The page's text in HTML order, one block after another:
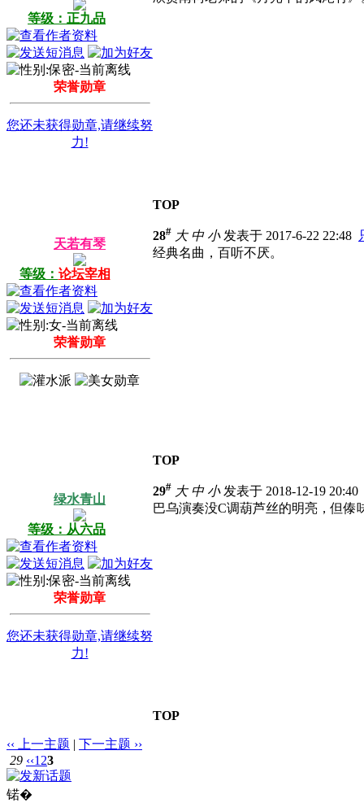
等级：正九品
荣誉勋章
您还未获得勋章,请继续努
力!
TOP
天若有琴
等级： 论坛宰相
荣誉勋章
28# 大 中 小发表于 2017-6-22 22:48
经典名曲，百听不厌。
TOP
绿水青山
等级：从六品
荣誉勋章
您还未获得勋章,请继续努
力!
29# 大 中 小发表于 2018-12-19 20:40
巴乌演奏没C调葫芦丝的明亮，但傣
TOP
‹‹ 上一主题 | 下一主题 ››
29 ‹‹1 23
锘�